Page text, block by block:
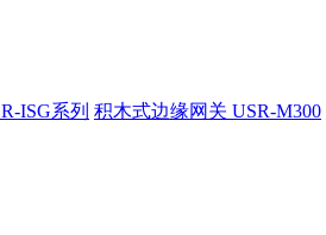
ISG系列 积木式边缘网关 USR-M300